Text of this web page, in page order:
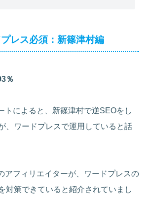
レス必須：新篠津村編
％
トによると、新篠津村で逆SEOをし
、ワードプレスで運用していると話
アフィリエイターが、ワードプレスの
対策できていると紹介されていまし